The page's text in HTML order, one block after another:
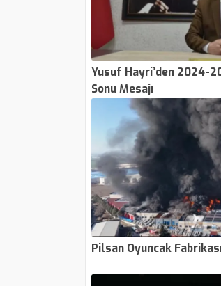
Yusuf Hayri’den 2024-
Sonu Mesajı
Pilsan Oyuncak